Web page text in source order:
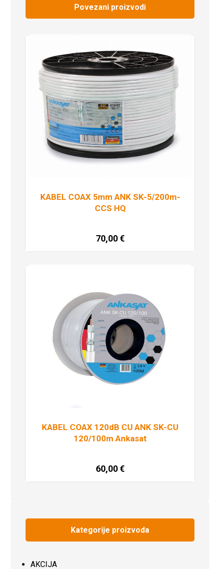
Povezani proizvodi
KABEL COAX 5mm ANK SK-5/200m-
CCS HQ
70,00€
Dodaj u košaricu
KABEL COAX 120dB CU ANK SK-CU
120/100m Ankasat
60,00€
Dodaj u košaricu
Kategorije proizvoda
AKCIJA